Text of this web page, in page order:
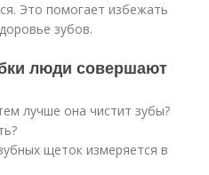
Это помогает избежать
зубов.
люди совершают
лучше она чистит зубы?
щеток измеряется в